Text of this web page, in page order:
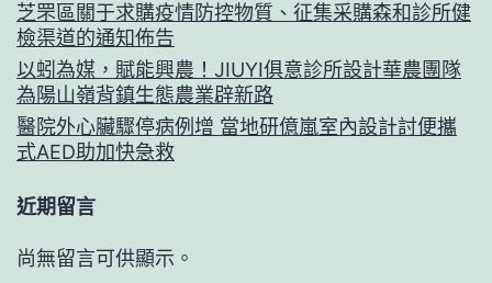
芝罘區關于求購疫情防控物質、征集采購森和診所健
檢渠道的通知佈告
以蚓為媒，賦能興農！JIUYI俱意診所設計華農團隊
為陽山嶺背鎮生態農業辟新路
醫院外心臟驟停病例增 當地研億嵐室內設計討便攜
式AED助加快急救
近期留言
尚無留言可供顯示。